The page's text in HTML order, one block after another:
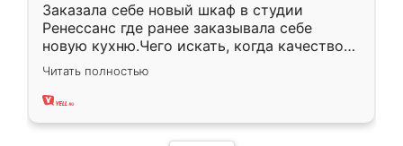
Заказала себе новый шкаф в студии
Ренессанс где ранее заказывала себе
новую кухню.Чего искать, когда качеством
вполне довольна. Служит кухня уже почти
два года, нареканий нет.
Читать полностью